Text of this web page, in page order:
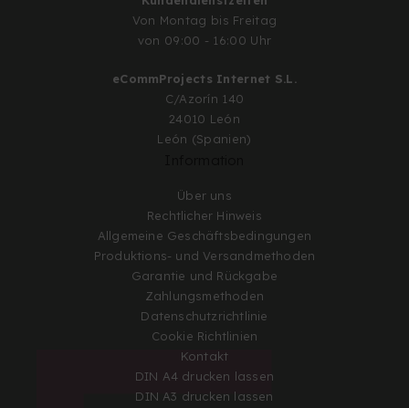
Von Montag bis Freitag
von 09:00 - 16:00 Uhr
eCommProjects Internet S.L.
C/Azorín 140
24010 León
León (Spanien)
Über uns
Rechtlicher Hinweis
Allgemeine Geschäftsbedingungen
Produktions- und Versandmethoden
Garantie und Rückgabe
Zahlungsmethoden
Datenschutzrichtlinie
Cookie Richtlinien
Kontakt
DIN A4 drucken lassen
DIN A3 drucken lassen